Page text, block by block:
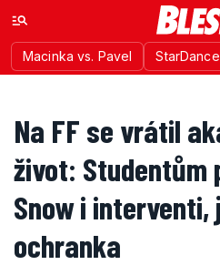
Macinka vs. Pavel StarDance
Na FF se vrátil
život: Studentům
Snow i interventi,
ochranka